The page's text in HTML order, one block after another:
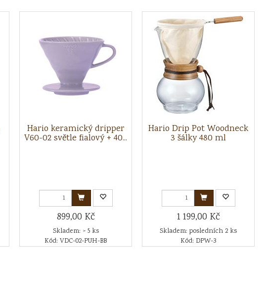
Hario keramický dripper
V60-02 světle fialový + 40...
899,00 Kč
Skladem: > 5 ks
Kód: VDC-02-PUH-BB
Hario Drip Pot Woodneck
3 šálky 480 ml
1 199,00 Kč
Skladem: posledních 2 ks
Kód: DPW-3